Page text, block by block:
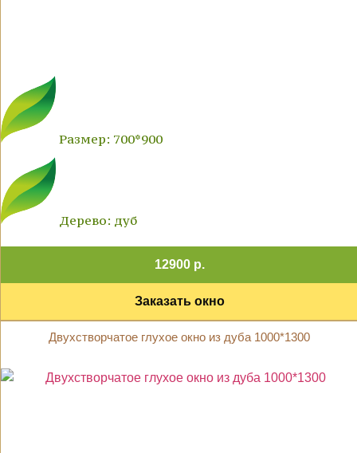
Размер: 700*900
Дерево: дуб
12900 р.
Заказать окно
Двухстворчатое глухое окно из дуба 1000*1300